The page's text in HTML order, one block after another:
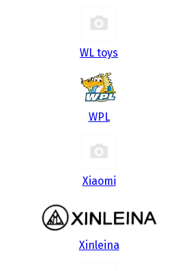
WL toys
WPL
Xiaomi
Xinleina